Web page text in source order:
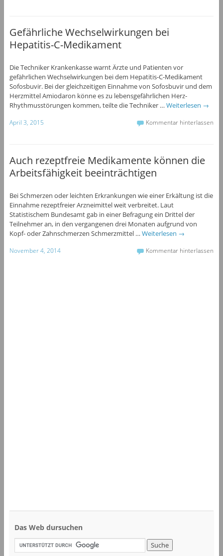
Gefährliche Wechselwirkungen bei
Hepatitis-C-Medikament
Die Techniker Krankenkasse warnt Ärzte und Patienten vor
gefährlichen Wechselwirkungen bei dem Hepatitis-C-Medikament
Sofosbuvir. Bei der gleichzeitigen Einnahme von Sofosbuvir und dem
Herzmittel Amiodaron könne es zu lebensgefährlichen Herz-
Rhythmusstörungen kommen, teilte die Techniker … Weiterlesen →
April 3, 2015 Kommentar hinterlassen
Auch rezeptfreie Medikamente können die
Arbeitsfähigkeit beeinträchtigen
Bei Schmerzen oder leichten Erkrankungen wie einer Erkältung ist die
Einnahme rezeptfreier Arzneimittel weit verbreitet. Laut
Statistischem Bundesamt gab in einer Befragung ein Drittel der
Teilnehmer an, in den vergangenen drei Monaten aufgrund von
Kopf- oder Zahnschmerzen Schmerzmittel … Weiterlesen →
November 4, 2014 Kommentar hinterlassen
Das Web dursuchen